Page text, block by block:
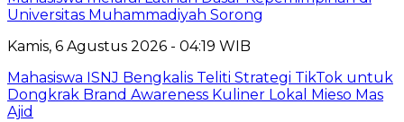
Universitas Muhammadiyah Sorong
Kamis, 6 Agustus 2026 - 04:19 WIB
Mahasiswa ISNJ Bengkalis Teliti Strategi TikTok untuk
Dongkrak Brand Awareness Kuliner Lokal Mieso Mas
Ajid